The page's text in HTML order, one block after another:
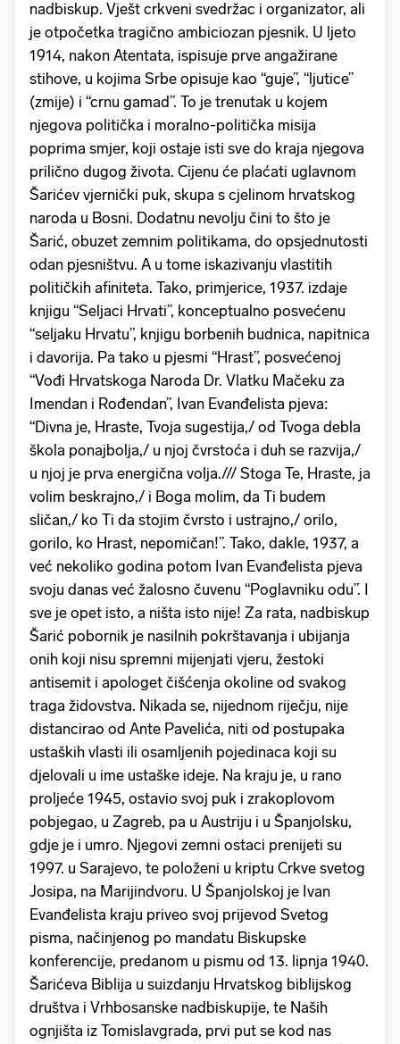
nadbiskup. Vješt crkveni svedržac i organizator, ali
je otpočetka tragično ambiciozan pjesnik. U ljeto
1914, nakon Atentata, ispisuje prve angažirane
stihove, u kojima Srbe opisuje kao “guje”, “ljutice”
(zmije) i “crnu gamad”. To je trenutak u kojem
njegova politička i moralno-politička misija
poprima smjer, koji ostaje isti sve do kraja njegova
prilično dugog života. Cijenu će plaćati uglavnom
Šarićev vjernički puk, skupa s cjelinom hrvatskog
naroda u Bosni. Dodatnu nevolju čini to što je
Šarić, obuzet zemnim politikama, do opsjednutosti
odan pjesništvu. A u tome iskazivanju vlastitih
političkih afiniteta. Tako, primjerice, 1937. izdaje
knjigu “Seljaci Hrvati”, konceptualno posvećenu
“seljaku Hrvatu”, knjigu borbenih budnica, napitnica
i davorija. Pa tako u pjesmi “Hrast”, posvećenoj
“Vođi Hrvatskoga Naroda Dr. Vlatku Mačeku za
Imendan i Rođendan”, Ivan Evanđelista pjeva:
“Divna je, Hraste, Tvoja sugestija,/ od Tvoga debla
škola ponajbolja,/ u njoj čvrstoća i duh se razvija,/
u njoj je prva energična volja./// Stoga Te, Hraste, ja
volim beskrajno,/ i Boga molim, da Ti budem
sličan,/ ko Ti da stojim čvrsto i ustrajno,/ orilo,
gorilo, ko Hrast, nepomičan!”. Tako, dakle, 1937, a
već nekoliko godina potom Ivan Evanđelista pjeva
svoju danas već žalosno čuvenu “Poglavniku odu”. I
sve je opet isto, a ništa isto nije! Za rata, nadbiskup
Šarić pobornik je nasilnih pokrštavanja i ubijanja
onih koji nisu spremni mijenjati vjeru, žestoki
antisemit i apologet čišćenja okoline od svakog
traga židovstva. Nikada se, nijednom riječju, nije
distancirao od Ante Pavelića, niti od postupaka
ustaških vlasti ili osamljenih pojedinaca koji su
djelovali u ime ustaške ideje. Na kraju je, u rano
proljeće 1945, ostavio svoj puk i zrakoplovom
pobjegao, u Zagreb, pa u Austriju i u Španjolsku,
gdje je i umro. Njegovi zemni ostaci prenijeti su
1997. u Sarajevo, te položeni u kriptu Crkve svetog
Josipa, na Marijindvoru. U Španjolskoj je Ivan
Evanđelista kraju priveo svoj prijevod Svetog
pisma, načinjenog po mandatu Biskupske
konferencije, predanom u pismu od 13. lipnja 1940.
Šarićeva Biblija u suizdanju Hrvatskog biblijskog
društva i Vrhbosanske nadbiskupije, te Naših
ognjišta iz Tomislavgrada, prvi put se kod nas